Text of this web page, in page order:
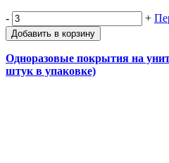
- +
Добавить в корзину
Одноразовые покрытия на
штук в упаковке)